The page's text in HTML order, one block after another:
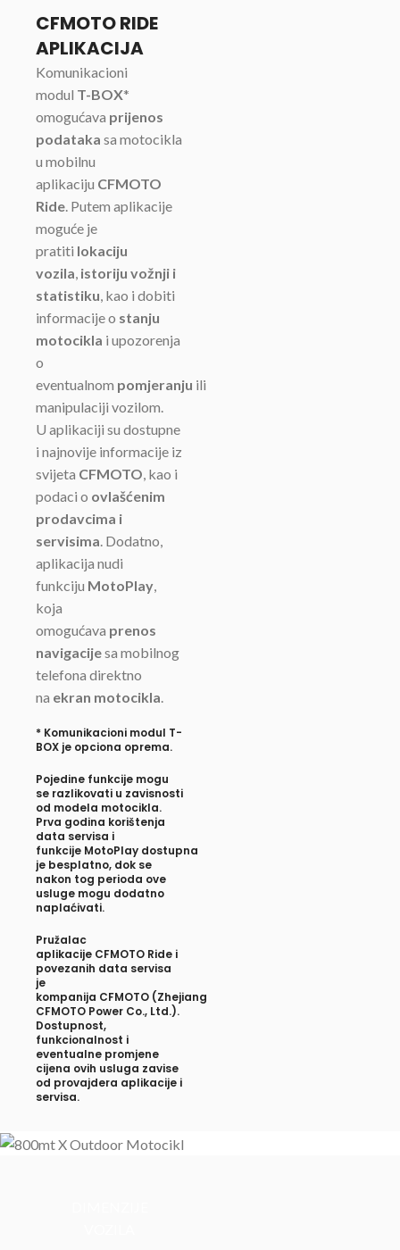
CFMOTO RIDE
APLIKACIJA
Komunikacioni
modul T-BOX*
omogućava prijenos
podataka sa motocikla
u mobilnu
aplikaciju CFMOTO
Ride . Putem aplikacije
moguće je
pratiti lokaciju
vozila istoriju vožnji i
statistiku , kao i dobiti
informacije o stanju
motocikla i upozorenja
o
eventualnom pomjeranju ili
manipulaciji vozilom.
U aplikaciji su dostupne
i najnovije informacije iz
svijeta CFMOTO , kao i
podaci o ovlašćenim
prodavcima i
servisima . Dodatno,
aplikacija nudi
funkciju MotoPlay
koja
omogućava prenos
navigacijesa mobilnog
telefona direktno
na ekran motocikla
* Komunikacioni modul T-
BOX je opciona oprema.
Pojedine funkcije mogu
se razlikovati u zavisnosti
od modela motocikla.
Prva godina korištenja
data servisa i
funkcije MotoPlay dostupna
je besplatno, dok se
nakon tog perioda ove
usluge mogu dodatno
naplaćivati.
Pružalac
aplikacije CFMOTO Ride i
povezanih data servisa
je
kompanija CFMOTO (Zhejiang
CFMOTO Power Co., Ltd.).
Dostupnost,
funkcionalnost i
eventualne promjene
cijena ovih usluga zavise
od provajdera aplikacije i
servisa.